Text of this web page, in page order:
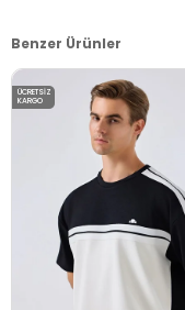
Benzer Ürünler
ÜCRETSIZ
KARGO